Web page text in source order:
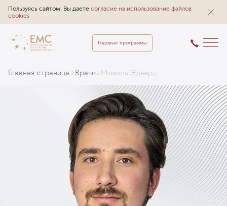
Пользуясь сайтом, Вы даете согласие на использование файлов
cookies
Годовые программы
Главная страница Врачи Мозоль Эдвард